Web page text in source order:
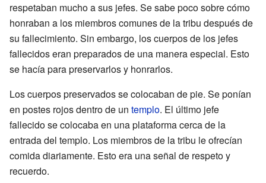
respetaban mucho a sus jefes. Se sabe poco sobre cómo
honraban a los miembros comunes de la tribu después de
su fallecimiento. Sin embargo, los cuerpos de los jefes
fallecidos eran preparados de una manera especial. Esto
se hacía para preservarlos y honrarlos.
Los cuerpos preservados se colocaban de pie. Se ponían
en postes rojos dentro de un templo. El último jefe
fallecido se colocaba en una plataforma cerca de la
entrada del templo. Los miembros de la tribu le ofrecían
comida diariamente. Esto era una señal de respeto y
recuerdo.